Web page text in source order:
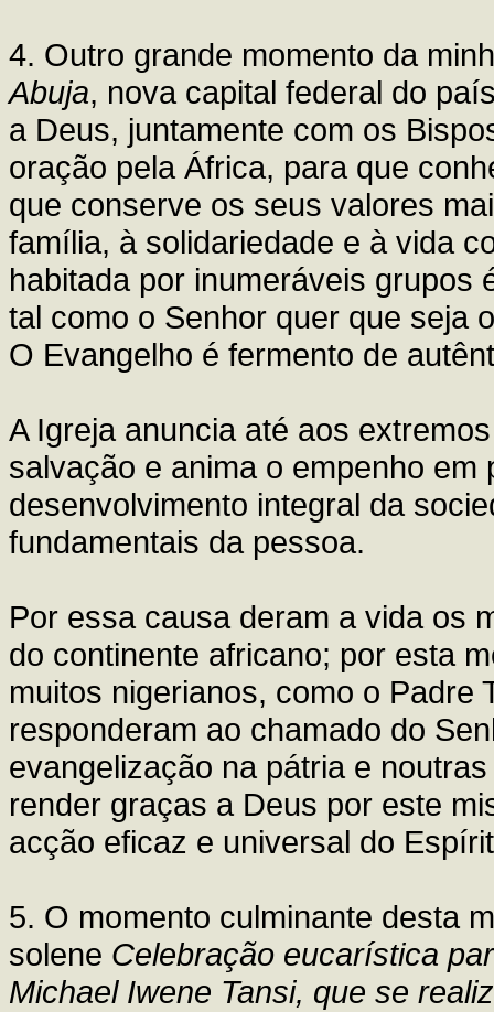
4. Outro grande momento da
Abuja, nova capital federal do
a Deus, juntamente com os
oração pela África, para que
que conserve os seus valores
família, à solidariedade e à vida
habitada por inumeráveis grupos
tal como o Senhor quer que seja
O Evangelho é fermento de
A Igreja anuncia até aos
salvação e anima o empenho em
desenvolvimento integral da
fundamentais da pessoa.
Por essa causa deram a vida os
do continente africano; por esta
muitos nigerianos, como o Padre
responderam ao chamado do
evangelização na pátria e
render graças a Deus por este
acção eficaz e universal do
5. O momento culminante desta
solene Celebração eucarística
Michael Iwene Tansi, que se